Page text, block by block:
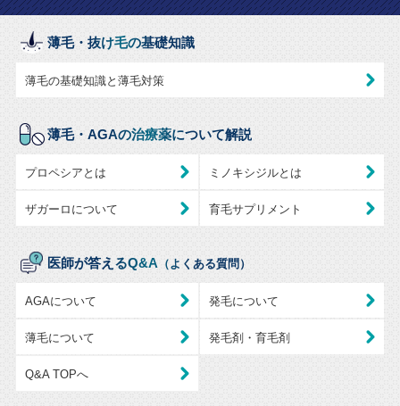
薄毛・抜け毛の基礎知識
薄毛の基礎知識と薄毛対策
薄毛・AGAの治療薬について解説
プロペシアとは ミノキシジルとは
ザガーロについて 育毛サプリメント
医師が答えるQ&A（よくある質問）
AGAについて 発毛について
薄毛について 発毛剤・育毛剤
Q&A TOPへ